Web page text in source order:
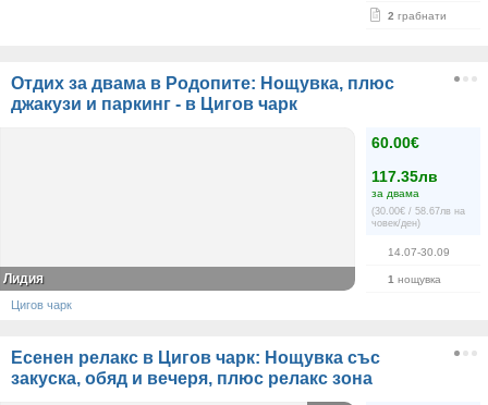
2 грабнати
Отдих за двама в Родопите: Нощувка, плюс
джакузи и паркинг - в Цигов чарк
60.00€
117.35лв
за двама
(30.00€ / 58.67лв на
човек/ден)
14.07-30.09
1 нощувка
Лидия
Цигов чарк
Есенен релакс в Цигов чарк: Нощувка със
закуска, обяд и вечеря, плюс релакс зона